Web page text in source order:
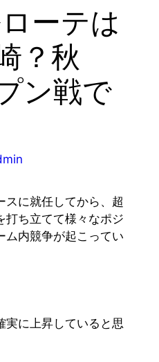
ーテは
？秋
ン戦で
スに就任してから、超
打ち立てて様々なポジ
ム内競争が起こってい
実に上昇していると思